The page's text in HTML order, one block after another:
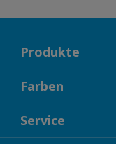
Produkte
FASSADENFARBEN
INNENFARBEN
LACKE
Farben
KOLLEKTIONEN
FARBTRENDS
Service